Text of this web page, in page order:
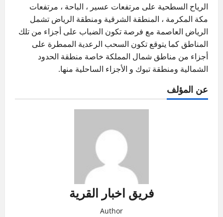
الرياح السطحية على مرتفعات عسير ، الباحة ، مرتفعات
مكة المكرمة ، المنطقة الشرقية ومنطقة الرياض تشمل
الرياض العاصمة مع فرصة تكون الضباب على أجزاء من تلك
المناطق كما يتوقع تكون السحب الرعدية الممطرة على
أجزاء من مناطق شمال المملكة خاصة منطقة الحدود
الشمالية ومنطقة تبوك و الأجزاء الساحلية منها.
عن المؤلف
فريق اخبار القرية
Author